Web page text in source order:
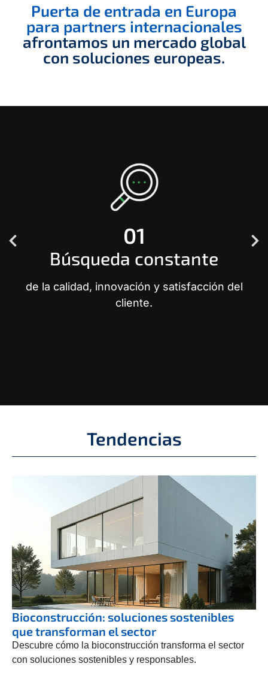
Puerta de entrada en Europa
para partners internacionales
afrontamos un mercado global
con soluciones europeas.
01
Búsqueda constante
de la calidad, innovación y satisfacción del
cliente.
Tendencias
Bioconstrucción: soluciones sostenibles
que transforman el sector
Descubre cómo la bioconstrucción transforma el sector
con soluciones sostenibles y responsables.